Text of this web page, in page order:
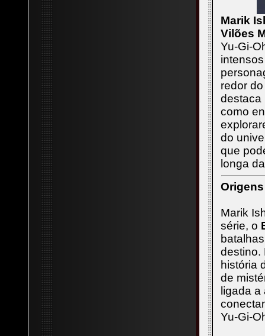
Marik
Vilões
Yu-Gi-
redor
destaca
como
do
que
longa
Marik
série, o
destino.
história
de
ligada
Yu-Gi-